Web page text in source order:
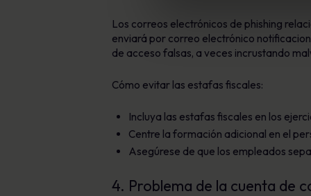
Los correos electrónicos de phishing
enviará por correo electrónico
de acceso falsas, a veces incrustando
Cómo evitar las estafas fiscales:
Incluya las estafas fiscales en los
Centre la formación adicional en el
Asegúrese de que los empleados
4. Problema de la cuenta de